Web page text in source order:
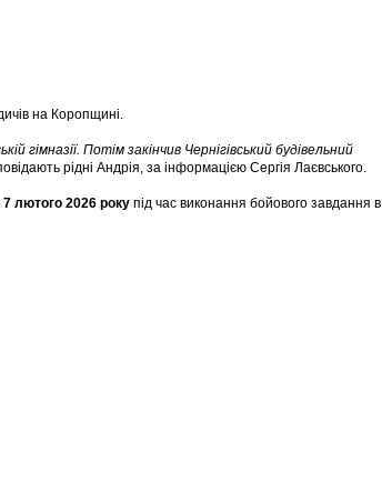
на Коропщині.
гімназії. Потім закінчив Чернігівський будівельний
рідні Андрія, за інформацією Сергія Лаєвського.
лютого 2026 року під час виконання бойового завдання в